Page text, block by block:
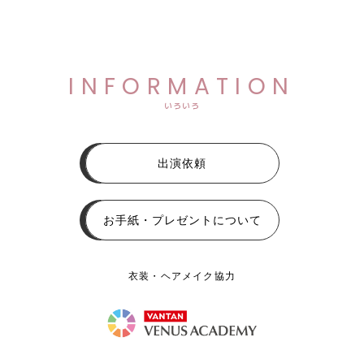
INFORMATION
いろいろ
出演依頼
お手紙・プレゼントについて
衣装・ヘアメイク協力